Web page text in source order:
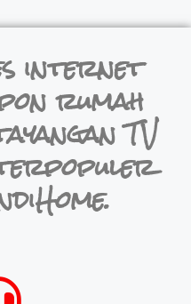
internet
rumah
TV